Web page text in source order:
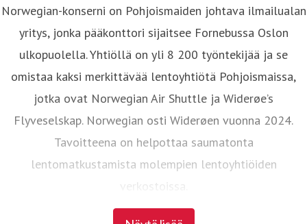
Norwegian-konserni on Pohjoismaiden johtava ilmailualan
yritys, jonka pääkonttori sijaitsee Fornebussa Oslon
ulkopuolella. Yhtiöllä on yli 8 200 työntekijää ja se
omistaa kaksi merkittävää lentoyhtiötä Pohjoismaissa,
jotka ovat Norwegian Air Shuttle ja Widerøe’s
Flyveselskap. Norwegian osti Widerøen vuonna 2024.
Tavoitteena on helpottaa saumatonta
lentomatkustamista molempien lentoyhtiöiden
verkostoissa.